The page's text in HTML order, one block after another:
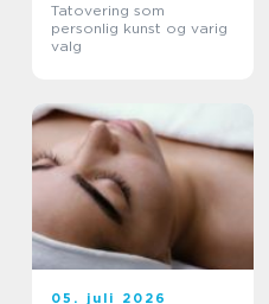
Tatovering som
personlig kunst og varig
valg
05. juli 2026